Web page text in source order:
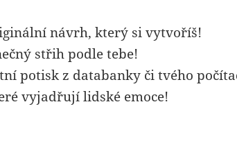
návrh, který si vytvoříš!
střih podle tebe!
potisk z databanky či tvého
vyjadřují lidské emoce!